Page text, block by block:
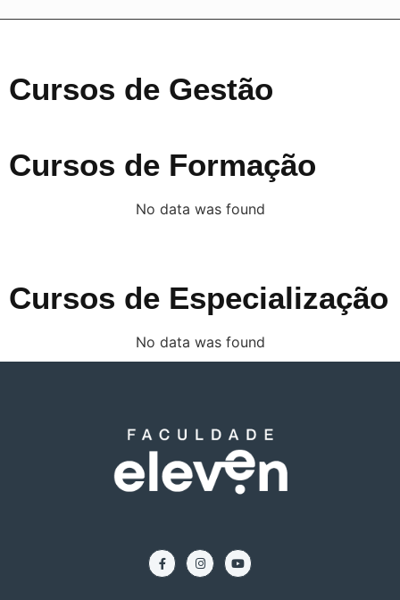
Cursos de Gestão
Cursos de Formação
No data was found
Cursos de Especialização
No data was found